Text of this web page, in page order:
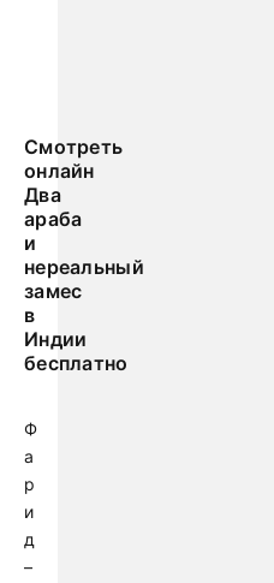
Смотреть
онлайн
Два
араба
и
нереальный
замес
в
Индии
бесплатно
Ф
а
р
и
д
–